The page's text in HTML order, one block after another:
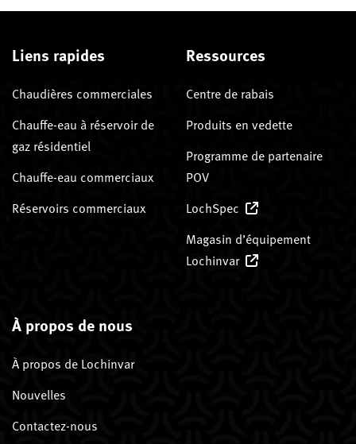
Liens rapides
Chaudières commerciales
Chauffe-eau à réservoir de
gaz résidentiel
Chauffe-eau commerciaux
Réservoirs commerciaux
Ressources
Centre de rabais
Produits en vedette
Programme de partenaire
POV
LochSpec
Magasin d’équipement
Lochinvar
À propos de nous
À propos de Lochinvar
Nouvelles
Contactez-nous